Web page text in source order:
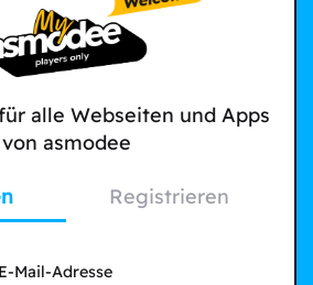
alle Webseiten und Apps
von asmodee
Registrieren
Mail-Adresse